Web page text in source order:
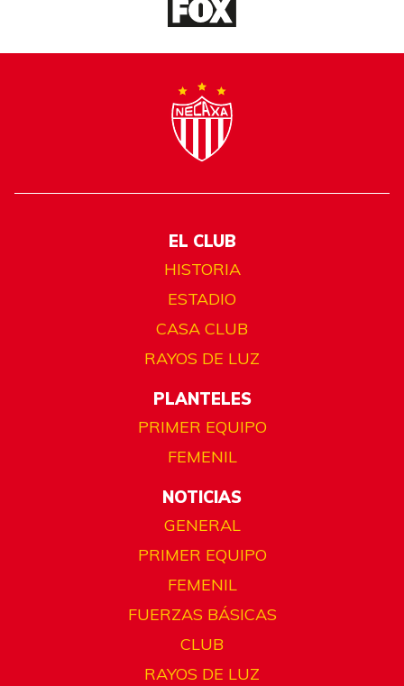
EL CLUB
HISTORIA
ESTADIO
CASA CLUB
RAYOS DE LUZ
PLANTELES
PRIMER EQUIPO
FEMENIL
NOTICIAS
GENERAL
PRIMER EQUIPO
FEMENIL
FUERZAS BÁSICAS
CLUB
RAYOS DE LUZ